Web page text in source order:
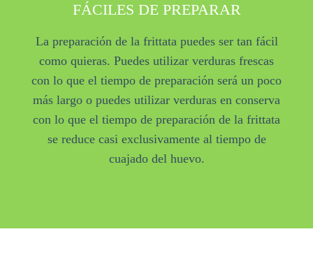
FÁCILES DE PREPARAR
La preparación de la frittata puedes ser tan fácil
como quieras. Puedes utilizar verduras frescas
con lo que el tiempo de preparación será un poco
más largo o puedes utilizar verduras en conserva
con lo que el tiempo de preparación de la frittata
se reduce casi exclusivamente al tiempo de
cuajado del huevo.